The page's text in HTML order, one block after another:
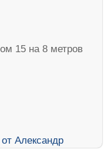
15 на 8 метров